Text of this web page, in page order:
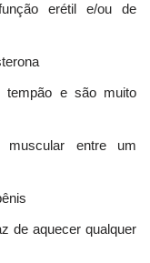
erétil e/ou de
tempão e são muito
muscular entre um
de aquecer qualquer